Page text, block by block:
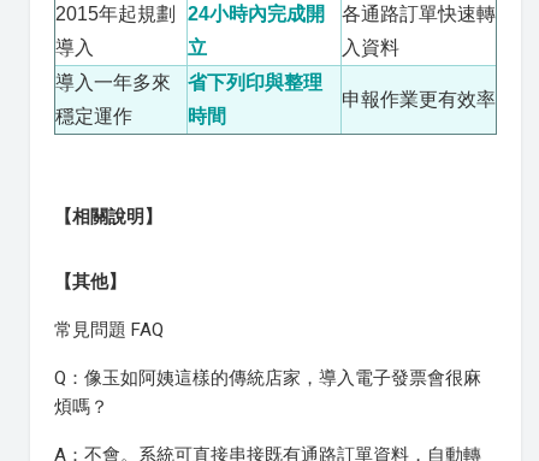
2015年起規劃
導入
24小時內完成開
立
各通路訂單快速轉
入資料
導入一年多來
穩定運作
省下列印與整理
時間
申報作業更有效率
【相關說明】
【其他】
常見問題 FAQ
Q：像玉如阿姨這樣的傳統店家，導入電子發票會很麻
煩嗎？
A：不會。系統可直接串接既有通路訂單資料，自動轉